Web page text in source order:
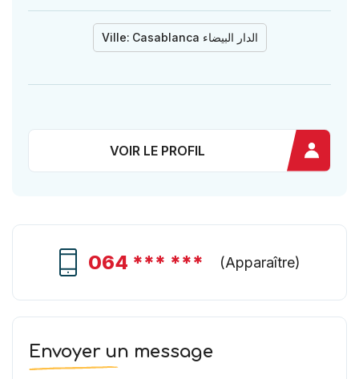
Ville: Casablanca الدار البيضاء
VOIR LE PROFIL
064 *** *** (Apparaître)
Envoyer un message